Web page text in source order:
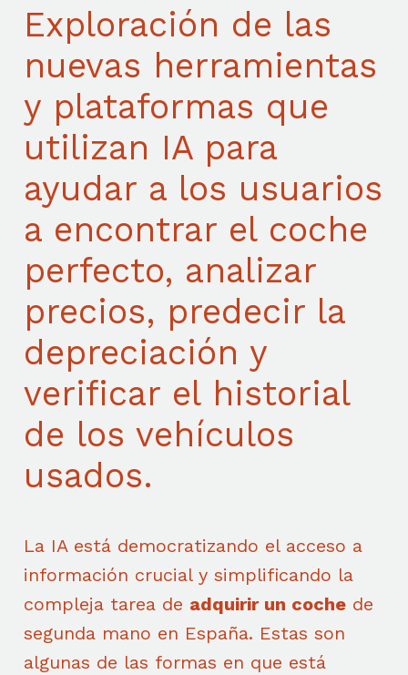
Exploración de las
nuevas herramientas
y plataformas que
utilizan IA para
ayudar a los usuarios
a encontrar el coche
perfecto, analizar
precios, predecir la
depreciación y
verificar el historial
de los vehículos
usados.
La IA está democratizando el acceso a
información crucial y simplificando la
compleja tarea de adquirir un cochede
segunda mano en España. Estas son
algunas de las formas en que está